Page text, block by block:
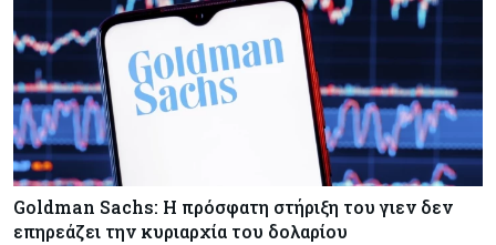
Goldman Sachs: Η πρόσφατη στήριξη του γιεν δεν
επηρεάζει την κυριαρχία του δολαρίου